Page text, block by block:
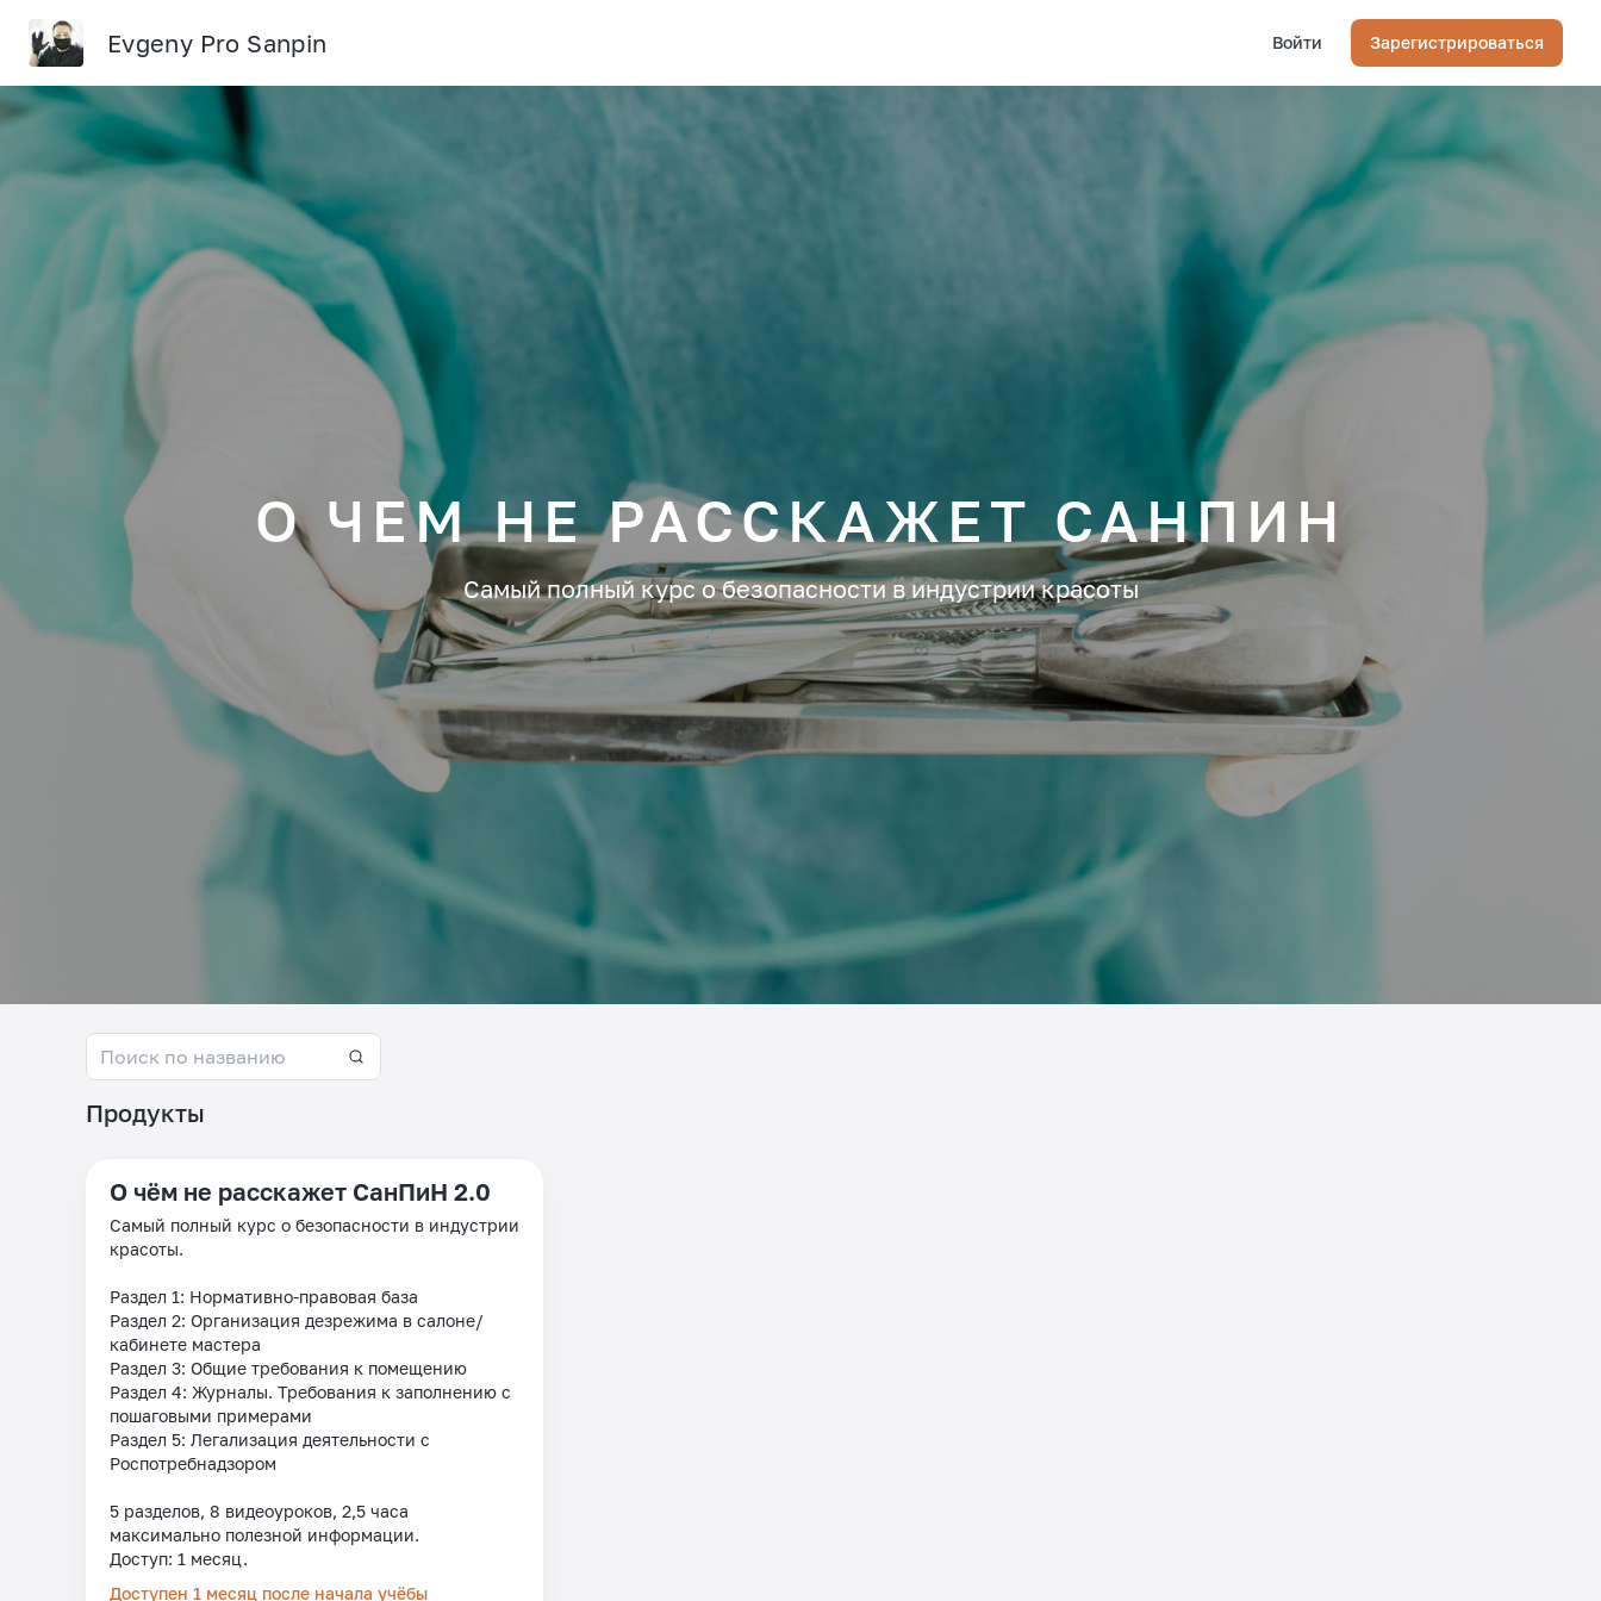
Evgeny Pro Sanpin Войти Зарегистрироваться
О ЧЕМ НЕ РАССКАЖЕТ САНПИН
Самый полный курс о безопасности в индустрии красоты
Продукты
О чём не расскажет СанПиН 2.0
Самый полный курс о безопасности в индустрии
красоты.
Раздел 1: Нормативно-правовая база
Раздел 2: Организация дезрежима в салоне/
кабинете мастера
Раздел 3: Общие требования к помещению
Раздел 4: Журналы. Требования к заполнению с
пошаговыми примерами
Раздел 5: Легализация деятельности с
Роспотребнадзором
5 разделов, 8 видеоуроков, 2,5 часа
максимально полезной информации.
Доступ: 1 месяц.
Доступен 1 месяц после начала учёбы